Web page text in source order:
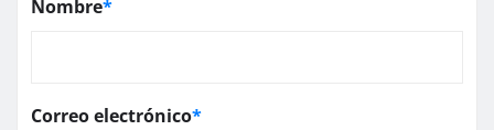
Nombre*
Correo electrónico*